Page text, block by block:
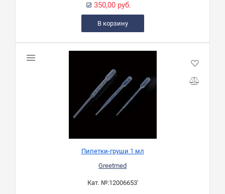
350,00 руб.
В корзину
Пипетки-груши 1 мл
Greetmed
Кат. №:12006653'